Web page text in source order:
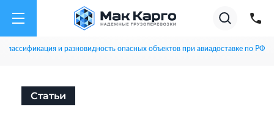
01.08.26
на
Август
Супер тарифы на
✕
Классификация и разновидность опасных объектов при авиадоставке по РФ
Статьи